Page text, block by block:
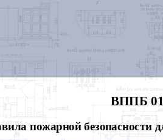
ВППБ
пожарной безопасности